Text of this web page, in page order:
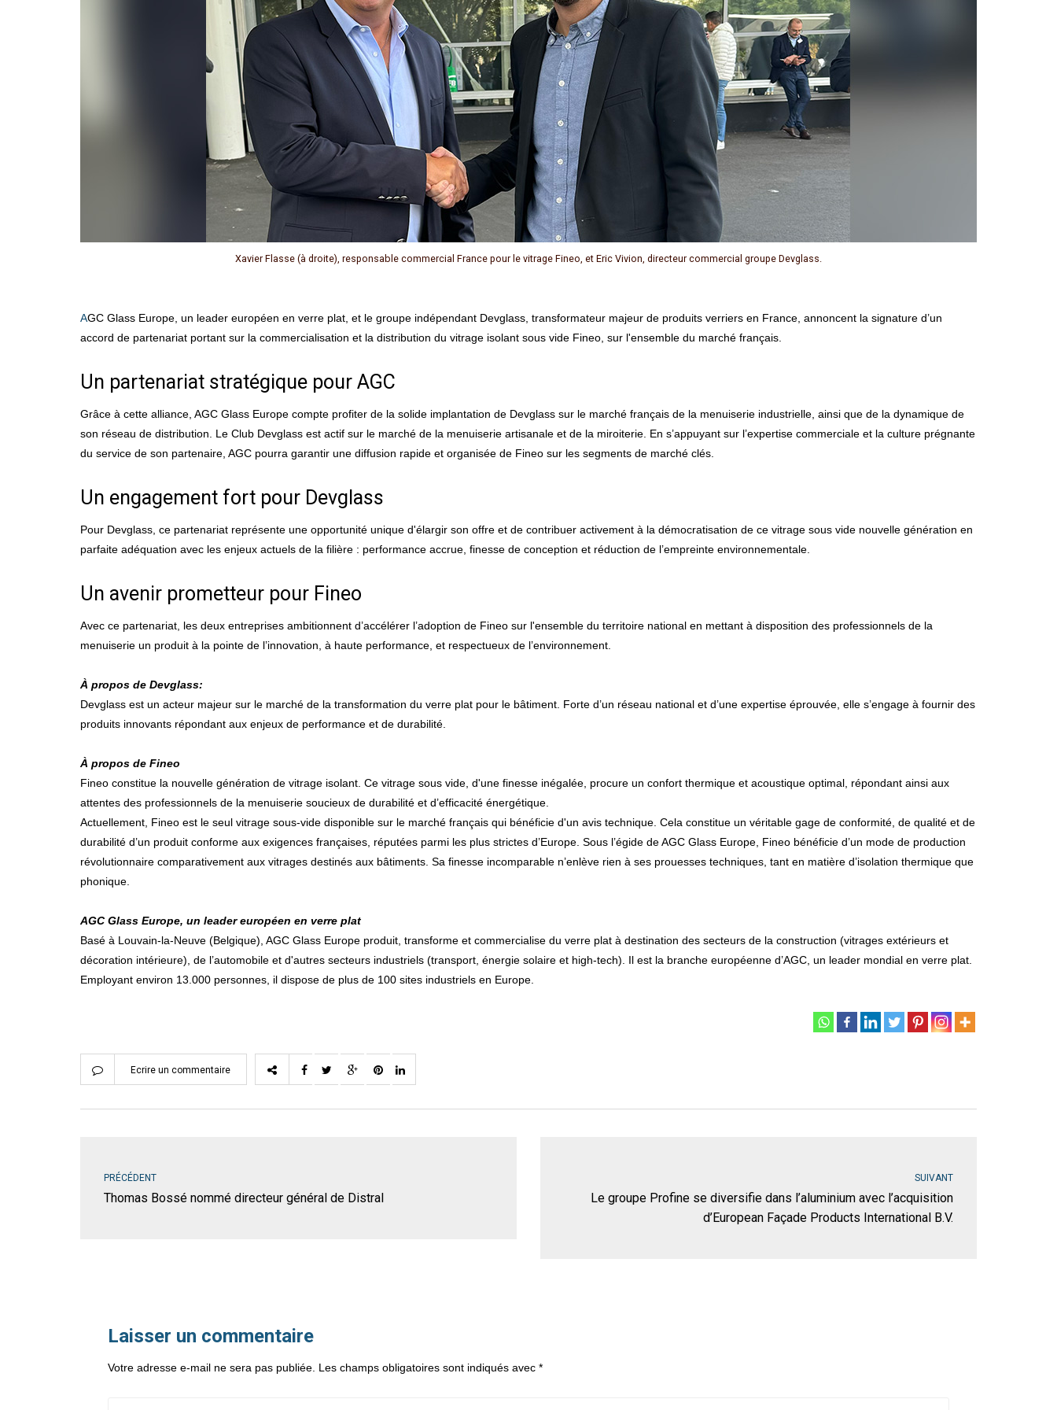
Xavier Flasse (à droite), responsable commercial France pour le vitrage Fineo, et Eric Vivion, directeur commercial groupe Devglass.
AGC Glass Europe, un leader européen en verre plat, et le groupe indépendant Devglass, transformateur majeur de produits verriers en France, annoncent la signature d’un
accord de partenariat portant sur la commercialisation et la distribution du vitrage isolant sous vide Fineo, sur l'ensemble du marché français.
Un partenariat stratégique pour AGC
Grâce à cette alliance, AGC Glass Europe compte profiter de la solide implantation de Devglass sur le marché français de la menuiserie industrielle, ainsi que de la dynamique de
son réseau de distribution. Le Club Devglass est actif sur le marché de la menuiserie artisanale et de la miroiterie. En s’appuyant sur l’expertise commerciale et la culture prégnante
du service de son partenaire, AGC pourra garantir une diffusion rapide et organisée de Fineo sur les segments de marché clés.
Un engagement fort pour Devglass
Pour Devglass, ce partenariat représente une opportunité unique d'élargir son offre et de contribuer activement à la démocratisation de ce vitrage sous vide nouvelle génération en
parfaite adéquation avec les enjeux actuels de la filière : performance accrue, finesse de conception et réduction de l’empreinte environnementale.
Un avenir prometteur pour Fineo
Avec ce partenariat, les deux entreprises ambitionnent d’accélérer l’adoption de Fineo sur l'ensemble du territoire national en mettant à disposition des professionnels de la
menuiserie un produit à la pointe de l’innovation, à haute performance, et respectueux de l’environnement.
À propos de Devglass:
Devglass est un acteur majeur sur le marché de la transformation du verre plat pour le bâtiment. Forte d’un réseau national et d’une expertise éprouvée, elle s’engage à fournir des
produits innovants répondant aux enjeux de performance et de durabilité.
À propos de Fineo
Fineo constitue la nouvelle génération de vitrage isolant. Ce vitrage sous vide, d'une finesse inégalée, procure un confort thermique et acoustique optimal, répondant ainsi aux
attentes des professionnels de la menuiserie soucieux de durabilité et d’efficacité énergétique.
Actuellement, Fineo est le seul vitrage sous-vide disponible sur le marché français qui bénéficie d'un avis technique. Cela constitue un véritable gage de conformité, de qualité et de
durabilité d’un produit conforme aux exigences françaises, réputées parmi les plus strictes d’Europe. Sous l’égide de AGC Glass Europe, Fineo bénéficie d’un mode de production
révolutionnaire comparativement aux vitrages destinés aux bâtiments. Sa finesse incomparable n’enlève rien à ses prouesses techniques, tant en matière d’isolation thermique que
phonique.
AGC Glass Europe, un leader européen en verre plat
Basé à Louvain-la-Neuve (Belgique), AGC Glass Europe produit, transforme et commercialise du verre plat à destination des secteurs de la construction (vitrages extérieurs et
décoration intérieure), de l’automobile et d'autres secteurs industriels (transport, énergie solaire et high-tech). Il est la branche européenne d’AGC, un leader mondial en verre plat.
Employant environ 13.000 personnes, il dispose de plus de 100 sites industriels en Europe.
Ecrire un commentaire
PRÉCÉDENT
Thomas Bossé nommé directeur général de Distral
SUIVANT
Le groupe Profine se diversifie dans l’aluminium avec l’acquisition
d’European Façade Products International B.V.
Laisser un commentaire
Votre adresse e-mail ne sera pas publiée. Les champs obligatoires sont indiqués avec *